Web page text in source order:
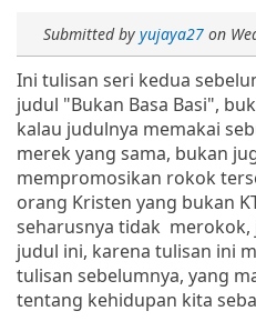
Submitted by yujaya27 on
Ini tulisan seri kedua
judul "Bukan Basa Basi",
kalau judulnya memakai
merek yang sama, bukan
mempromosikan rokok
orang Kristen yang bukan
seharusnya tidak merokok,
judul ini, karena tulisan ini
tulisan sebelumnya, yang
tentang kehidupan kita